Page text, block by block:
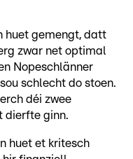
huet gemengt, datt
zwar net optimal
Nopeschlänner
schlecht do stoen.
déi zwee
dierfte ginn.
huet et kritesch